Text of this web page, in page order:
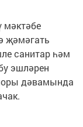
мәктәбе
җәмәгать
санитар һәм
эшләрен
дәвамында